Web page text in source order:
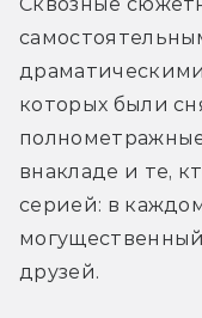
которых были
внакладе и те,
серией: в
друзей.